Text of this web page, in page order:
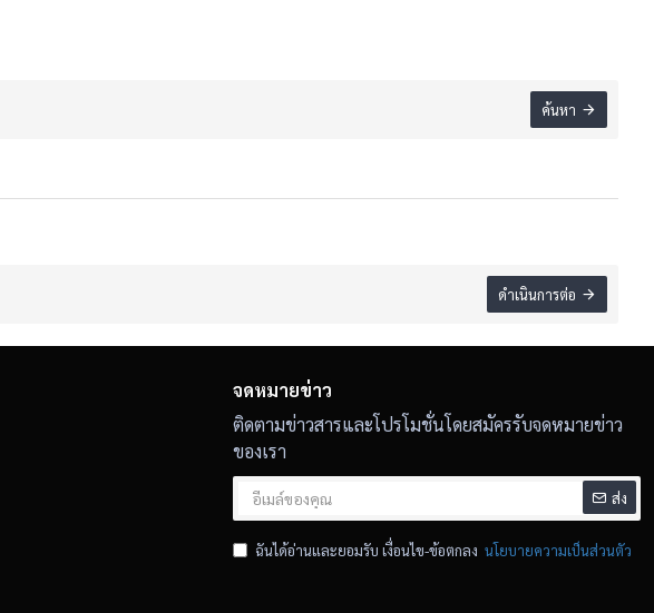
ค้นหา
ดำเนินการต่อ
จดหมายข่าว
ติดตามข่าวสารและโปรโมชั่นโดยสมัครรับจดหมายข่าว
ของเรา
ส่ง
ฉันได้อ่านและยอมรับ เงื่อนไข-ข้อตกลง นโยบายความเป็นส่วนตัว